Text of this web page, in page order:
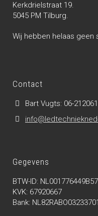
Kerkdrielstraat 19.
5045 PM Tilburg.
Wij hebben helaas geen
Contact
Bart Vugts: 06-
Gegevens
BTW-ID: NL001776449B57
KVK: 67920667
Bank: